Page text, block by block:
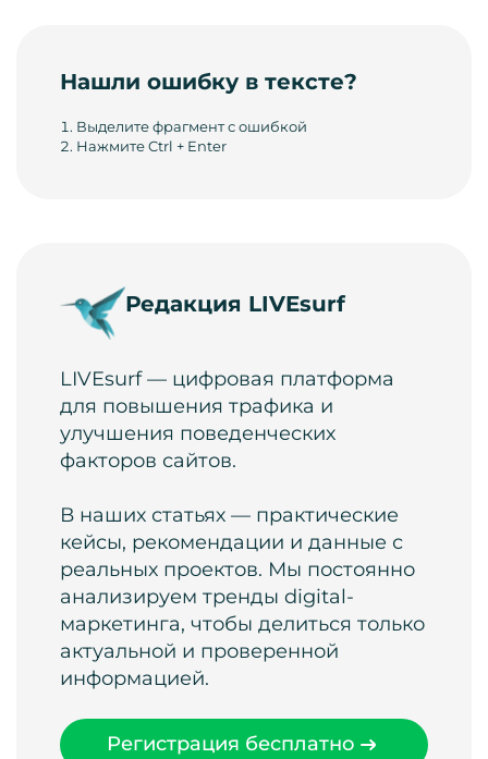
Нашли ошибку в тексте?
Выделите фрагмент с ошибкой
Нажмите Ctrl + Enter
Редакция LIVEsurf
LIVEsurf — цифровая платформа
для повышения трафика и
улучшения поведенческих
факторов сайтов.
В наших статьях — практические
кейсы, рекомендации и данные с
реальных проектов. Мы постоянно
анализируем тренды digital-
маркетинга, чтобы делиться только
актуальной и проверенной
информацией.
Регистрация бесплатно